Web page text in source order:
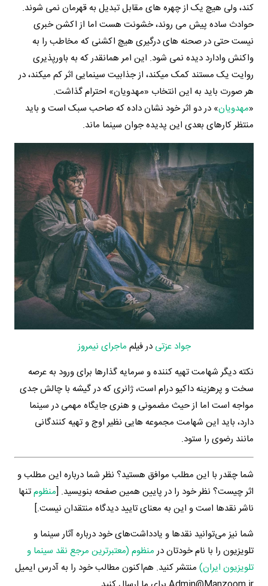
کند، ولی هیچ یک از چهره های مقابل تبدیل به قهرمان نمی شوند.
حوادث ساده پیش می روند، خشونت هست اما از اکشن خبری
نیست حتی در صحنه های درگیری هیچ اکشنی که مخاطب را به
واکنش وادارد دیده نمی شود. این امر همانقدر که به باورپذیری
روایت یک مستند کمک میکند، از جذابیت سینمایی اثر کم میکند، در
هر صورت باید به این انتخاب «مهدویان» احترام گذاشت.
«مهدویان» در دو اثر خود نشان داده که صاحب سبک است و باید
منتظر کارهای بعدی این پدیده جوان سینما ماند.
جواد عزتی در فیلم ماجرای نیمروز
نکته دیگر شهامت تهیه کننده و سرمایه گذارها برای ورود به عرصه
سخت و پرهزینه داکیو درام است، ژانری که در گیشه با چالش جدی
مواجه است اما از حیث مضمونی و هنری جایگاه مهمی در سینما
دارد، باید این شهامت مجموعه هایی نظیر اوج و تهیه کنندگانی
مانند رضوی را ستود.
شما چقدر با این مطلب موافق هستید؟ نظر شما درباره این مطلب و
اثر چیست؟ نظر خود را در پایین همین صفحه بنویسید. [منظومتنها
ناشر نقدها است و این به معنای تایید دیدگاه منتقدان نیست.]
شما نیز می‌توانید نقدها و یادداشت‌های خود درباره آثار سینما و
تلویزیون را با نام خودتان در منظوم (معتبرترین مرجع نقد سینما و
تلویزیون ایران) منتشر کنید. هم‌اکنون مطالب خود را به آدرس ایمیل